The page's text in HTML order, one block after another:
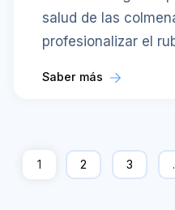
salud de las
profesionalizar el
Saber más
1 2 3